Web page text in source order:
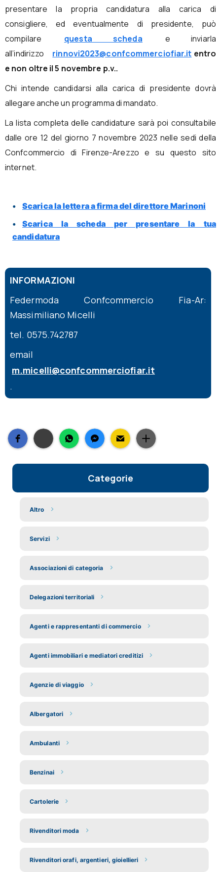
presentare la propria candidatura alla carica di
consigliere, ed eventualmente di presidente, può
compilare
questa scheda
e inviarla
all’indirizzo
rinnovi2023@confcommerciofiar.it entro
e non oltre il 5 novembre p.v..
Chi intende candidarsi alla carica di presidente dovrà
allegare anche un programma di mandato.
La lista completa delle candidature sarà poi consultabile
dalle ore 12 del giorno 7 novembre 2023 nelle sedi della
Confcommercio di Firenze-Arezzo e su questo sito
internet.
Scarica la lettera a firma del direttore Marinoni
Scarica la scheda per presentare la tua
candidatura
INFORMAZIONI
Federmoda Confcommercio Fia-Ar:
Massimiliano Micelli
tel. 0575.742787
email
m.micelli@confcommerciofiar.it
.
Categorie
Altro
Servizi
Associazioni di categoria
Delegazioni territoriali
Agenti e rappresentanti di commercio
Agenti immobiliari e mediatori creditizi
Agenzie di viaggio
Albergatori
Ambulanti
Benzinai
Cartolerie
Rivenditori moda
Rivenditori orafi, argentieri, gioiellieri